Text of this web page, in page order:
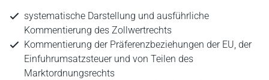
systematische Darstellung und ausführliche
Kommentierung des Zollwertrechts
Kommentierung der Präferenzbeziehungen der EU, der
Einfuhrumsatzsteuer und von Teilen des
Marktordnungsrechts